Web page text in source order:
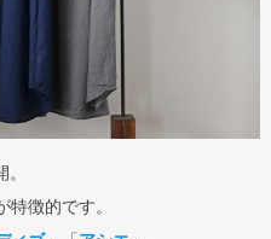
徴的です。